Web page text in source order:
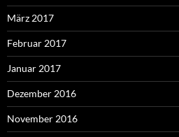
März 2017
Februar 2017
Januar 2017
Dezember 2016
November 2016